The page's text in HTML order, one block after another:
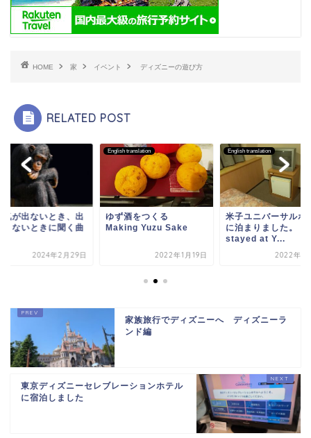
HOME 家 イベント ディズニーの遊び方
RELATED POST
translation
酒をつくる
Yuzu Sake
2022年1月19日
English translation
米子ユニバーサルホテル
に泊まりました。 I
2022年1月13日
小話
やる気が出ないとき
したくないときに聞
紹介
2024年2
家族旅行でディズニーへ ディズニーラ
ンド編
東京ディズニーセレブレーションホテル
に宿泊しました